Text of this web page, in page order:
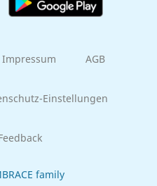
Impressum AGB
Einstellungen
family